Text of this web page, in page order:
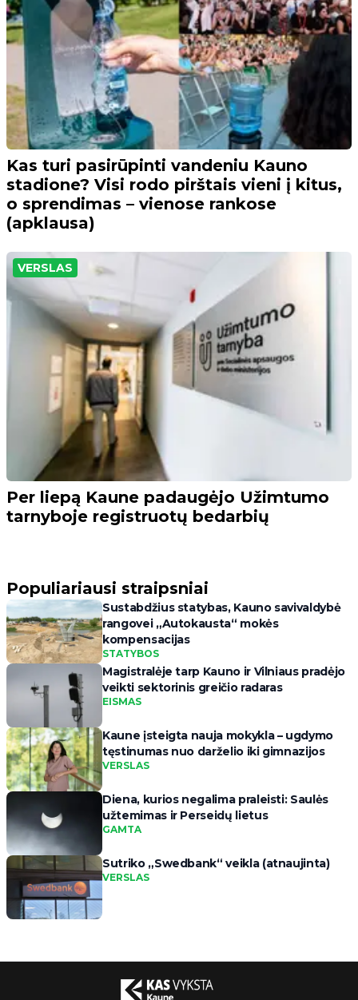
Kas turi pasirūpinti vandeniu Kauno
stadione? Visi rodo pirštais vieni į kitus,
o sprendimas – vienose rankose
(apklausa)
VERSLAS
Per liepą Kaune padaugėjo Užimtumo
tarnyboje registruotų bedarbių
Populiariausi straipsniai
Sustabdžius statybas, Kauno savivaldybė
rangovei „Autokausta“ mokės
kompensacijas
STATYBOS
Magistralėje tarp Kauno ir Vilniaus pradėjo
veikti sektorinis greičio radaras
EISMAS
Kaune įsteigta nauja mokykla – ugdymo
tęstinumas nuo darželio iki gimnazijos
VERSLAS
Diena, kurios negalima praleisti: Saulės
užtemimas ir Perseidų lietus
GAMTA
Sutriko „Swedbank“ veikla (atnaujinta)
VERSLAS